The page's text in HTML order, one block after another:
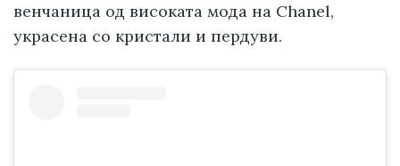
венчаница од високата мода на Chanel,
украсена со кристали и пердуви.